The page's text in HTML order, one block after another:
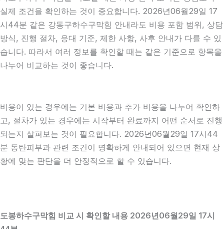
실제 조건을 확인하는 것이 중요합니다. 2026년06월29일 17
시44분 같은 강동구하수구막힘 안내라도 비용 포함 범위, 상담
방식, 진행 절차, 응대 기준, 제한 사항, 사후 안내가 다를 수 있
습니다. 따라서 여러 정보를 확인할 때는 같은 기준으로 항목을
나누어 비교하는 것이 좋습니다.
비용이 있는 경우에는 기본 비용과 추가 비용을 나누어 확인하
고, 절차가 있는 경우에는 시작부터 완료까지 어떤 순서로 진행
되는지 살펴보는 것이 필요합니다. 2026년06월29일 17시44
분 동탄피부과 관련 조건이 명확하게 안내되어 있으면 현재 상
황에 맞는 판단을 더 안정적으로 할 수 있습니다.
도봉하수구막힘 비교 시 확인할 내용 2026년06월29일 17시